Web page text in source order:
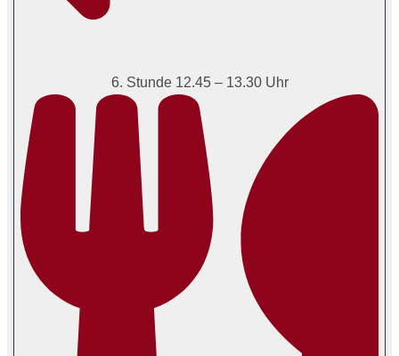
6. Stunde 12.45 – 13.30 Uhr